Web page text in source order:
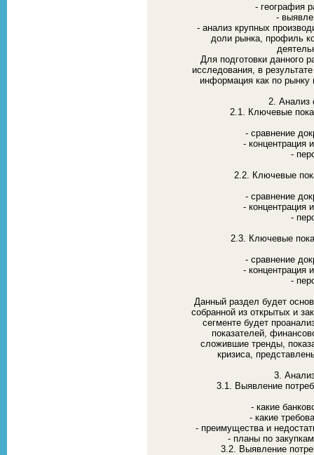
- география
-
- анализ крупных
доли рынка, профиль
Для подготовки данного
исследования, в
информация как по
2. Анализ
2.1. Ключевые
- сравнение
- концентрация
-
2.2. Ключевые
- сравнение
- концентрация
-
2.3. Ключевые
- сравнение
- концентрация
-
Данный раздел будет
собранной из открытых и
сегменте будет
показателей,
сложившие тренды,
кризиса,
3.
3.1. Выявление
- какие
- какие
- преимущества и
- планы по
3.2. Выявление